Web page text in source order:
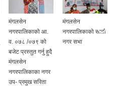
मंगलसेन
नगरपालिकाको आ.
व. ०७८ /०७९ को
बजेट प्रस्तुत गर्नु हुदै
मंगलसेन
नगरपालिकाका नगर
उप- प्रमुख सरिता
मंगलसेन
नगरपालिकाको सातौं
नगर सभा